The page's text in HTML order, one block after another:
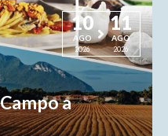
10
AGO
2026
11
AGO
2026
a